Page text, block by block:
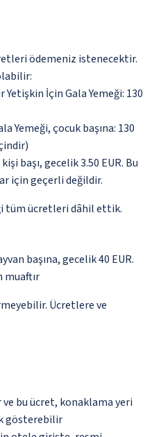
ödemeniz istenecektir.
Yetişkin İçin Gala Yemeği: 130
Yemeği, çocuk başına: 130
başı, gecelik 3.50 EUR. Bu
için geçerli değildir.
tüm ücretleri dâhil ettik.
başına, gecelik 40 EUR.
muaftır
Ücretlere ve
bu ücret, konaklama yeri
gösterebilir